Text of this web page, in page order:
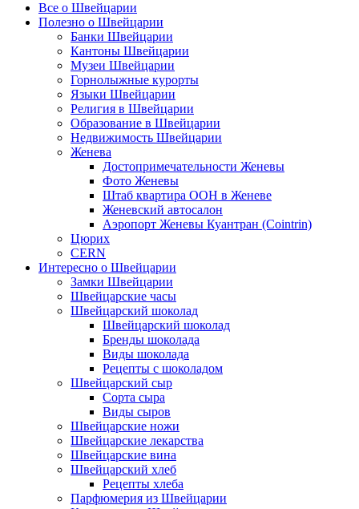
Все о Швейцарии
Полезно о Швейцарии
Банки Швейцарии
Кантоны Швейцарии
Музеи Швейцарии
Горнолыжные курорты
Языки Швейцарии
Религия в Швейцарии
Образование в Швейцарии
Недвижимость Швейцарии
Женева
Достопримечательности Женевы
Фото Женевы
Штаб квартира ООН в Женеве
Женевский автосалон
Аэропорт Женевы Куантран (Cointrin)
Цюрих
CERN
Интересно о Швейцарии
Замки Швейцарии
Швейцарские часы
Швейцарский шоколад
Швейцарский шоколад
Бренды шоколада
Виды шоколада
Рецепты с шоколадом
Швейцарский сыр
Сорта сыра
Виды сыров
Швейцарские ножи
Швейцарские лекарства
Швейцарские вина
Швейцарский хлеб
Рецепты хлеба
Парфюмерия из Швейцарии